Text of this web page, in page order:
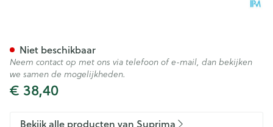
€ 38,40
Niet beschikbaar
Neem contact op met ons via telefoon of e-mail, dan bekijken
we samen de mogelijkheden.
Bekijk alle producten van Suprima